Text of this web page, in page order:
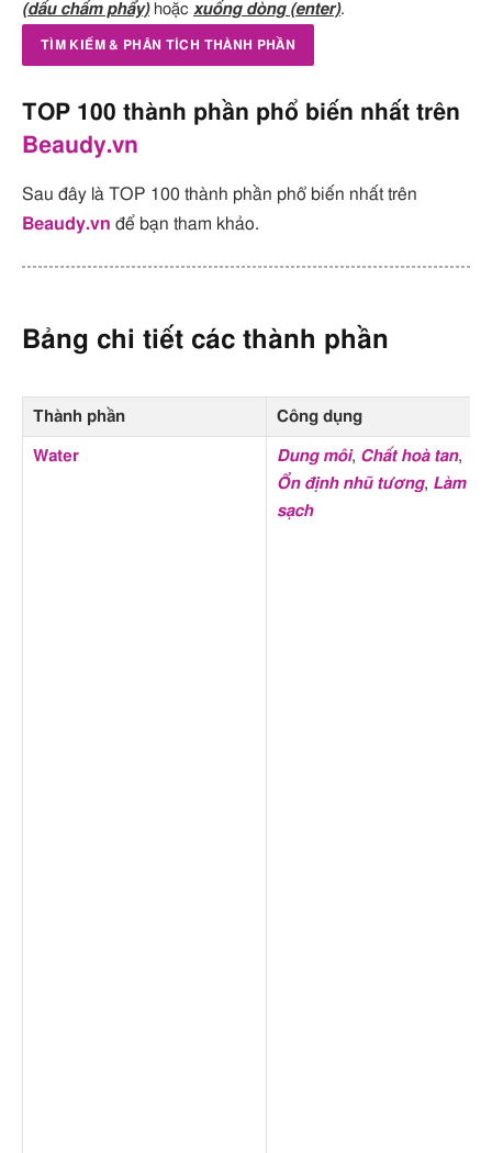
(dấu chấm phẩy)hoặc xuống dòng (enter).
TOP 100 thành phần phổ biến nhất trên
Beaudy.vn
Sau đây là TOP 100 thành phần phổ biến nhất trên
Beaudy.vn để bạn tham khảo.
Bảng chi tiết các thành phần
Thành phần Công dụng
Water Dung môi, Chất hoà tan,
Ổn định nhũ tương, Làm
sạch